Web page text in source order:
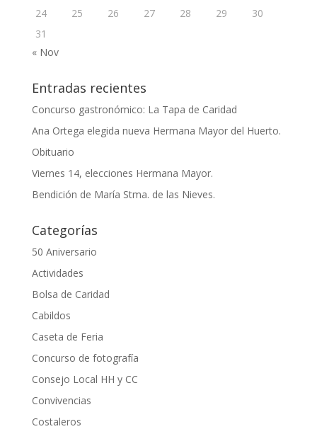
24
25 26 27 28 29
30
31
« Nov
Entradas recientes
Concurso gastronómico: La Tapa de Caridad
Ana Ortega elegida nueva Hermana Mayor del Huerto.
Obituario
Viernes 14, elecciones Hermana Mayor.
Bendición de María Stma. de las Nieves.
Categorías
50 Aniversario
Actividades
Bolsa de Caridad
Cabildos
Caseta de Feria
Concurso de fotografía
Consejo Local HH y CC
Convivencias
Costaleros